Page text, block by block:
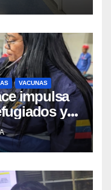
VACUNAS
impulsa
y
en